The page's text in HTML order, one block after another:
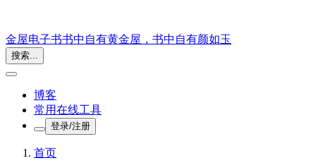
金屋电子书书中自有黄金屋，书中自有颜如玉
搜索...
博客
常用在线工具
登录/注册
首页